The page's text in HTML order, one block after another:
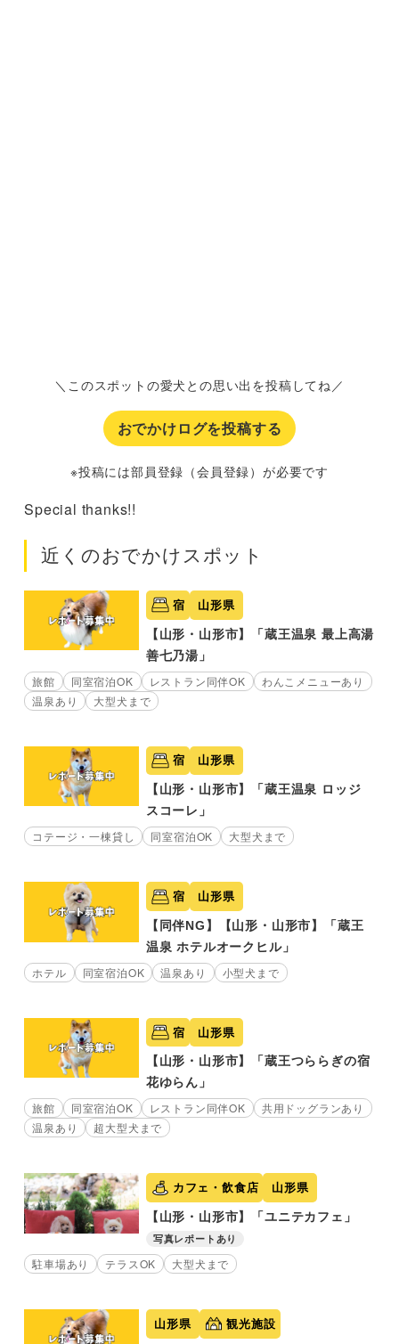
＼このスポットの愛犬との思い出を投稿してね／
おでかけログを投稿する
※投稿には部員登録（会員登録）が必要です
Special thanks!!
近くのおでかけスポット
宿 山形県
【山形・山形市】「蔵王温泉 最上高湯
善七乃湯」
旅館 同室宿泊OK レストラン同伴OK
わんこメニューあり
温泉あり
大型犬まで
宿 山形県
【山形・山形市】「蔵王温泉 ロッジ
スコーレ」
コテージ・一棟貸し 同室宿泊OK 大型犬まで
宿 山形県
【同伴NG】【山形・山形市】「蔵王
温泉 ホテルオークヒル」
ホテル 同室宿泊OK 温泉あり 小型犬まで
宿 山形県
【山形・山形市】「蔵王つららぎの宿
花ゆらん」
旅館 同室宿泊OK レストラン同伴OK
共用ドッグランあり
温泉あり
超大型犬まで
カフェ・飲食店 山形県
【山形・山形市】「ユニテカフェ」
写真レポートあり
駐車場あり テラスOK 大型犬まで
山形県 観光施設